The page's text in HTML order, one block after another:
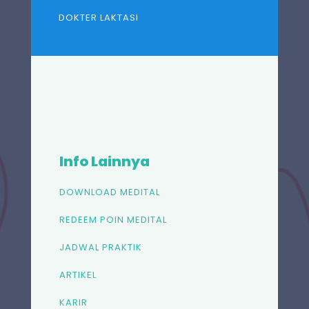
DOKTER LAKTASI
Info Lainnya
DOWNLOAD MEDITAL
REDEEM POIN MEDITAL
JADWAL PRAKTIK
ARTIKEL
KARIR